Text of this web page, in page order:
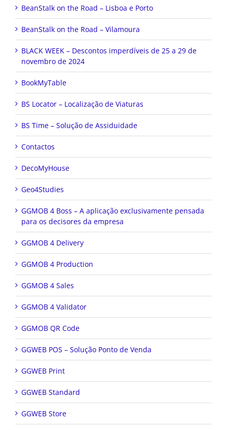
BeanStalk on the Road – Lisboa e Porto
BeanStalk on the Road – Vilamoura
BLACK WEEK – Descontos imperdíveis de 25 a 29 de
novembro de 2024
BookMyTable
BS Locator – Localização de Viaturas
BS Time – Solução de Assiduidade
Contactos
DecoMyHouse
Geo4Studies
GGMOB 4 Boss – A aplicação exclusivamente pensada
para os decisores da empresa
GGMOB 4 Delivery
GGMOB 4 Production
GGMOB 4 Sales
GGMOB 4 Validator
GGMOB QR Code
GGWEB POS – Solução Ponto de Venda
GGWEB Print
GGWEB Standard
GGWEB Store